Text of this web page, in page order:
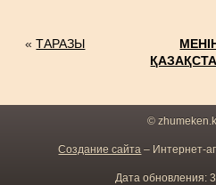
«ТАРАЗЫ
©
Создание сайта – Интернет-
Дата обновления: